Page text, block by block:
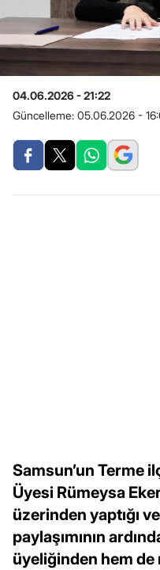
04.06.2026 - 21:22
Güncelleme: 05.06.2026 -
Samsun’un Terme
Üyesi Rümeysa
üzerinden yaptığı
paylaşımının
üyeliğinden hem